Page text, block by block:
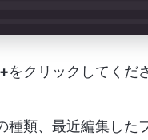
+をクリックしてくだ
種類、最近編集し